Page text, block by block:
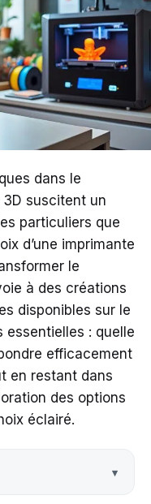
dans le
3D suscitent un
particuliers que
d’une imprimante
le
à des créations
disponibles sur le
essentielles : quelle
efficacement
en restant dans
des options
éclairé.